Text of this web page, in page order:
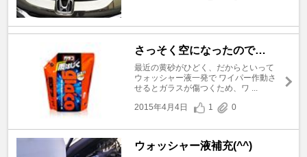
さっそく空になったので…
最近の黄砂がひどく、だからといって
ウォッシャー液一発で ワイパー作動さ
せるとガラスが傷つくため、ワ ...
2015年4月4日
1 0
ウォッシャー液補充(^^)